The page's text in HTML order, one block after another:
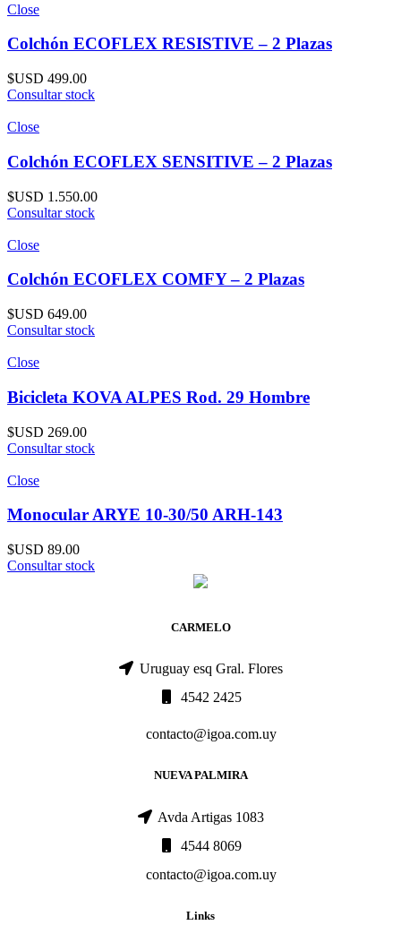
Close
Colchón ECOFLEX RESISTIVE – 2 Plazas
$USD 499.00
Consultar stock
Close
Colchón ECOFLEX SENSITIVE – 2 Plazas
$USD 1.550.00
Consultar stock
Close
Colchón ECOFLEX COMFY – 2 Plazas
$USD 649.00
Consultar stock
Close
Bicicleta KOVA ALPES Rod. 29 Hombre
$USD 269.00
Consultar stock
Close
Monocular ARYE 10-30/50 ARH-143
$USD 89.00
Consultar stock
CARMELO
Uruguay esq Gral. Flores
4542 2425
contacto@igoa.com.uy
NUEVA PALMIRA
Avda Artigas 1083
4544 8069
contacto@igoa.com.uy
Links